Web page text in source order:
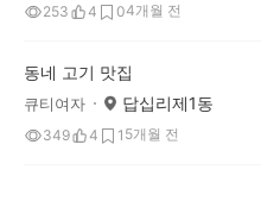
253 4 04개월 전
동네 고기 맛집
큐티여자 답십리제1동
349 4 1 5개월 전